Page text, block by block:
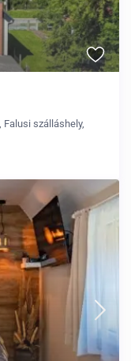
Falusi szálláshely,